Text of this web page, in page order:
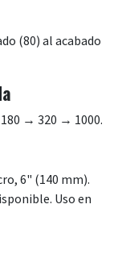
(80) al acabado
→ 320 → 1000.
6" (140 mm).
Uso en